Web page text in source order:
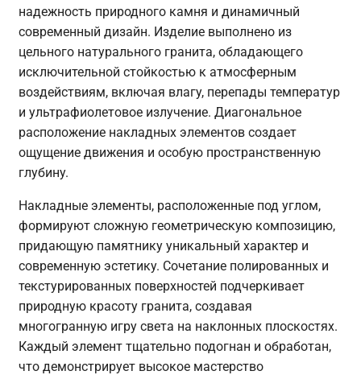
надежность природного камня и динамичный
современный дизайн. Изделие выполнено из
цельного натурального гранита, обладающего
исключительной стойкостью к атмосферным
воздействиям, включая влагу, перепады температур
и ультрафиолетовое излучение. Диагональное
расположение накладных элементов создает
ощущение движения и особую пространственную
глубину.
Накладные элементы, расположенные под углом,
формируют сложную геометрическую композицию,
придающую памятнику уникальный характер и
современную эстетику. Сочетание полированных и
текстурированных поверхностей подчеркивает
природную красоту гранита, создавая
многогранную игру света на наклонных плоскостях.
Каждый элемент тщательно подогнан и обработан,
что демонстрирует высокое мастерство